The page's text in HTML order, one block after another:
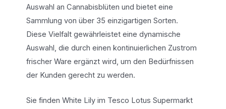
Auswahl an Cannabisblüten und bietet eine
Sammlung von über 35 einzigartigen Sorten.
Diese Vielfalt gewährleistet eine dynamische
Auswahl, die durch einen kontinuierlichen Zustrom
frischer Ware ergänzt wird, um den Bedürfnissen
der Kunden gerecht zu werden.
Sie finden White Lily im Tesco Lotus Supermarkt